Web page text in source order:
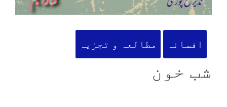
افسانہ مطالعہ و تجزیہ
شب خون